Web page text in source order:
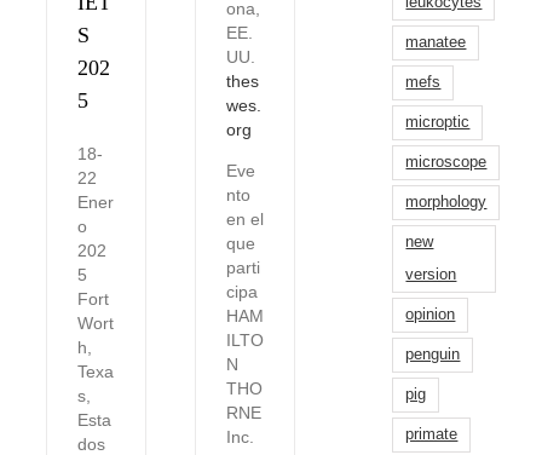
S
202
5
18-
22
Ener
o
202
5
Fort
Wort
h,
Texa
s,
Esta
dos
ona,
EE.
UU.
thes
wes.
org
Eve
nto
en el
que
parti
cipa
HAM
ILTO
N
THO
RNE
Inc.
manatee
mefs
microptic
microscope
morphology
new
version
opinion
penguin
pig
primate